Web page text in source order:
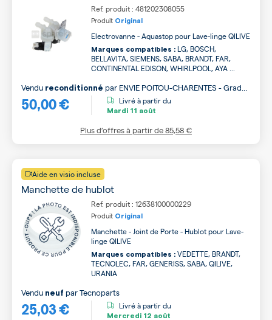
Ref. produit : 481202308055
Produit Original
Electrovanne - Aquastop pour Lave-linge QILIVE
Marques compatibles : LG, BOSCH,
BELLAVITA, SIEMENS, SABA, BRANDT, FAR,
CONTINENTAL EDISON, WHIRLPOOL, AYA ...
50,00 €
Vendu reconditionné par ENVIE POITOU-CHARENTES - Grade
A
Livré à partir du
Mardi 11 août
Plus d’offres à partir de85,58 €
Aide en visio incluse
Manchette de hublot
Ref. produit : 12638100000229
Produit Original
Manchette - Joint de Porte - Hublot pour Lave-
linge QILIVE
Marques compatibles : VEDETTE, BRANDT,
TECNOLEC, FAR, GENERISS, SABA, QILIVE,
URANIA
25,03 €
Vendu neuf parTecnoparts
Livré à partir du
Mercredi 12 août